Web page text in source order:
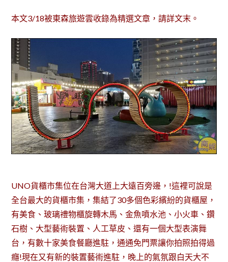
本文3/18被東森旅遊雲收錄為精選文章，請詳文末。
UNO貨櫃市集位在台灣大道上大遠百旁邊，!這裡可說是
全台最大的貨櫃市集，集結了30多個色彩繽紛的貨櫃屋，
有美食、玻璃禮物櫃旋轉木馬、金魚噴水池、小火車、鑽
石樹、大型藝術裝置、人工草皮、還有一個大型表演舞
台，有數十家美食餐廳進駐，通通免門票讓你拍照拍得過
癮!現在又有新的裝置藝術進駐，晚上的氣氛跟白天大不